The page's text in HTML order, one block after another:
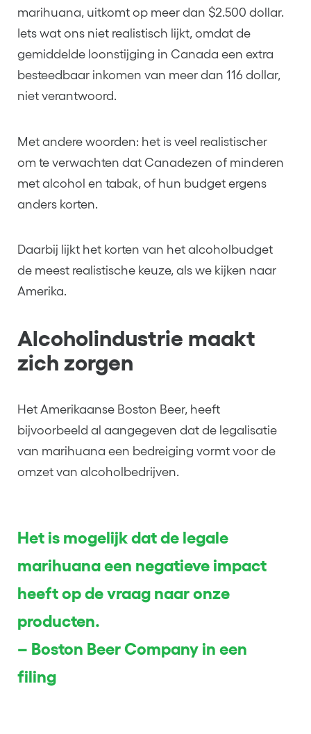
marihuana, uitkomt op meer dan $2.500 dollar.
Iets wat ons niet realistisch lijkt, omdat de
gemiddelde loonstijging in Canada een extra
besteedbaar inkomen van meer dan 116 dollar,
niet verantwoord.
Met andere woorden: het is veel realistischer
om te verwachten dat Canadezen of minderen
met alcohol en tabak, of hun budget ergens
anders korten.
Daarbij lijkt het korten van het alcoholbudget
de meest realistische keuze, als we kijken naar
Amerika.
Alcoholindustrie maakt
zich zorgen
Het Amerikaanse Boston Beer, heeft
bijvoorbeeld al aangegeven dat de legalisatie
van marihuana een bedreiging vormt voor de
omzet van alcoholbedrijven.
Het is mogelijk dat de legale
marihuana een negatieve impact
heeft op de vraag naar onze
producten.
– Boston Beer Company in een
filing